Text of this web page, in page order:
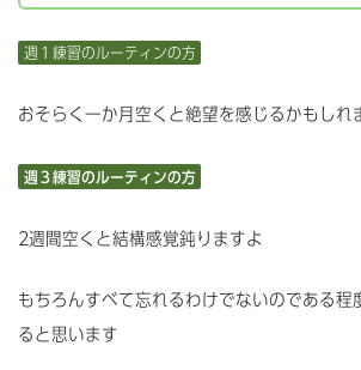
週１練習のルーティンの方
おそらく一か月空くと絶望を感じるかもしれ
週３練習のルーティンの方
2週間空くと結構感覚鈍りますよ
もちろんすべて忘れるわけでないのである程
ると思います